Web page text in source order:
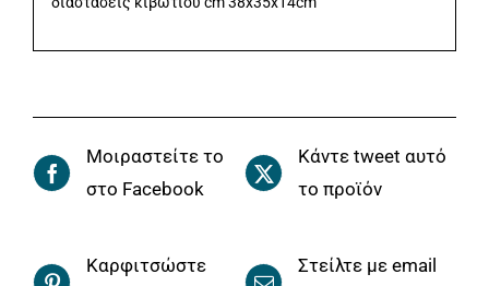
Μοιραστείτε το
στο Facebook
Κάντε tweet αυτό
το προϊόν
Καρφιτσώστε
Στείλτε με email